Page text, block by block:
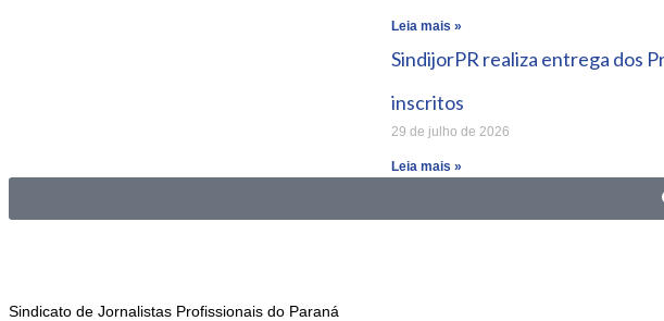
Leia mais »
SindijorPR realiza entrega dos
inscritos
29 de julho de 2026
Leia mais »
Sindicato de Jornalistas Profissionais do Paraná